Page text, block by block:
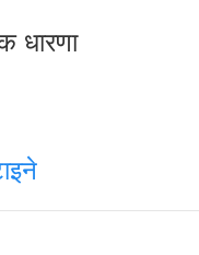
धारणा